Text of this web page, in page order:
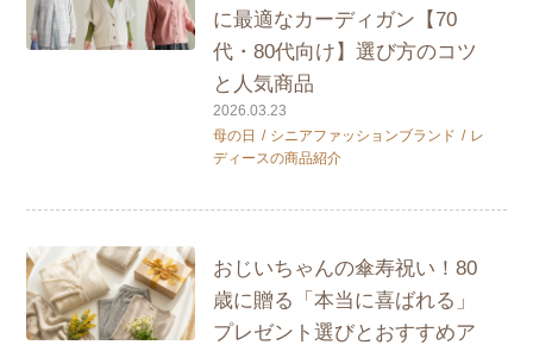
に最適なカーディガン【70
代・80代向け】選び方のコツ
と人気商品
2026.03.23
母の日
シニアファッションブランド
レ
ディースの商品紹介
おじいちゃんの傘寿祝い！80
歳に贈る「本当に喜ばれる」
プレゼント選びとおすすめア